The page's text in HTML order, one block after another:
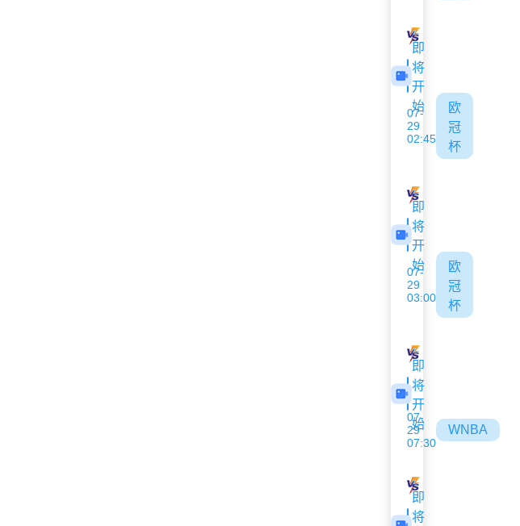
采列
即
将
开
始
07-
29
02:45
欧
冠
杯
哈茨
即
将
开
始
07-
29
03:00
欧
冠
杯
沙姆洛克
即
将
开
始
07-
29
07:30
WNBA
神秘人
即
将